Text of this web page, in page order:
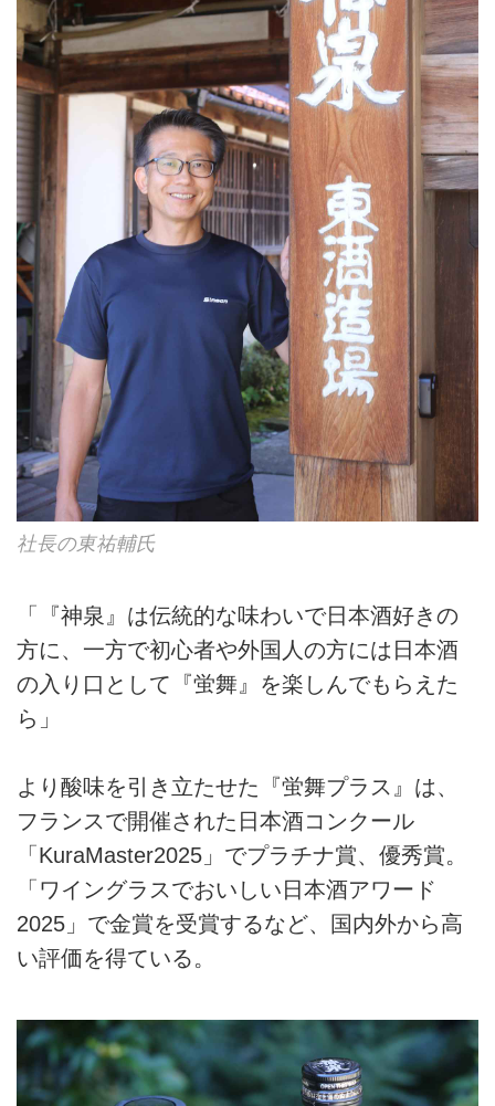
社長の東祐輔氏
「『神泉』は伝統的な味わいで日本酒好きの
方に、一方で初心者や外国人の方には日本酒
の入り口として『蛍舞』を楽しんでもらえた
ら」
より酸味を引き立たせた『蛍舞プラス』は、
フランスで開催された日本酒コンクール
「KuraMaster2025」でプラチナ賞、優秀賞。
「ワイングラスでおいしい日本酒アワード
2025」で金賞を受賞するなど、国内外から高
い評価を得ている。